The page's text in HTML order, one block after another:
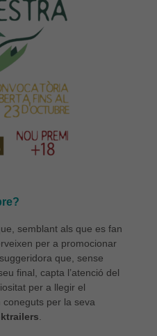
semblant als que es fan
per a promocionar
que, sense
final, capta l’atenció del
per a llegir el
per la seva